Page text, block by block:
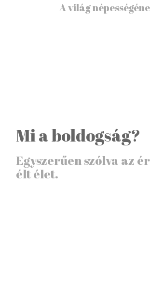
A világ
Mi aboldogság?
Egyszerűen szólva az
élt élet.